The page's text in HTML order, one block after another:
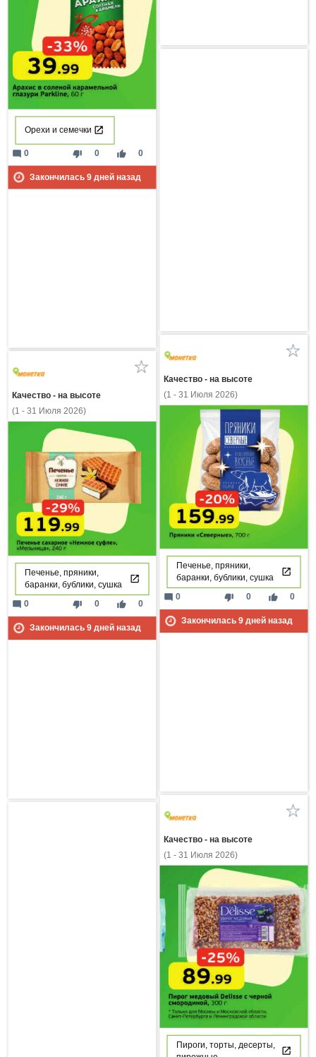
Орехи и семечки
thumb_down 0 thumb_up 0
mode_comment 0
Закончилась 9дней назад
Качество - на высоте
(1 - 31 Июля 2026)
Печенье, пряники,
баранки, бублики, сушка
thumb_down 0 thumb_up 0
mode_comment 0
Закончилась 9дней назад
Качество - на высоте
(1 - 31 Июля 2026)
Печенье, пряники,
баранки, бублики, сушка
thumb_down 0 thumb_up 0
mode_comment 0
Закончилась 9дней назад
Качество - на высоте
(1 - 31 Июля 2026)
Пироги, торты, десерты,